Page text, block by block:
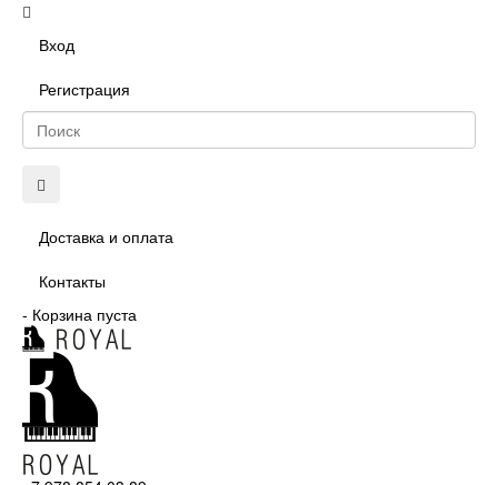
Вход
Регистрация
Доставка и оплата
Контакты
- Корзина пуста